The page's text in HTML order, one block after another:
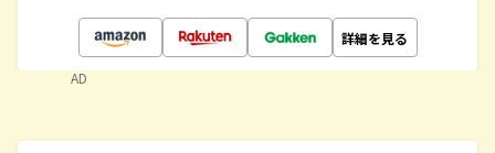
詳細を見る
AD